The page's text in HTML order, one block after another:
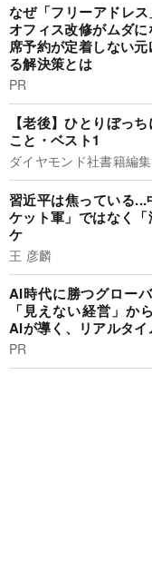
なぜ「フリーアドレ
オフィス改修がムダ
席予約が定着しない
る解決策とは
PR
【老後】ひとりぼっ
こと・ベスト1
ダイヤモンド社書籍編
習近平は焦っている
ケット軍」ではなく
ケ
王 彦麟
AI時代に勝つグロー
「見えない経営」か
AIが導く、リアルタ
PR